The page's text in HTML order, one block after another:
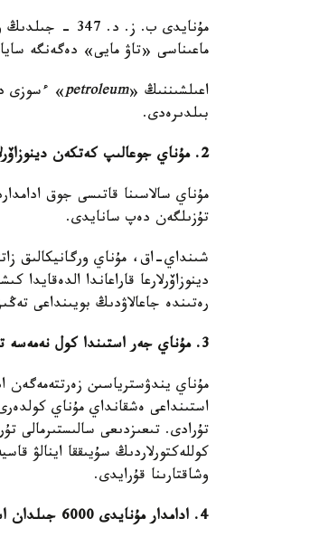
مۇنايدى ب.
ماعىناسى «تاۋ مايى» دەگەنگە
اعىلشىننىڭ «petroleum» ءسوزى
بىلدىرەدى.
2. مۇناي جوعالىپ كەتكەن دينوزاۆرلاردان پايدا بولدى دەگەنگە ءالى سەنەسىز بە؟
مۇناي سالاسىنا قاتىسى جوق
تۇزىلگەن دەپ سانايدى.
شىنداي-اق، مۇناي ورگانيكالىق
دينوزاۆرلارعا قاراعاندا
رەتىندە جاعالاۋدىڭ بويىنداعى تەڭىز ميكرواعزالارىن (% 90
3. مۇناي جەر استىندا كول نەمەسە تەڭىز كۇيىندە جاتا ما؟
مۇناي يندۋسترياسىن
استىنداعى ەشقانداي مۇناي كولدەرى
تۇرادى. تىعىزدىعى سالىستىرمالى
كوللەكتورلاردىڭ سۇيىققا اينالۋ
وشاقتارىنا قۇرايدى.
4. ادامدار مۇنايدى 6000 جىلدان اسا ۋاقىت بويى پايدالانىپ كەلەدى